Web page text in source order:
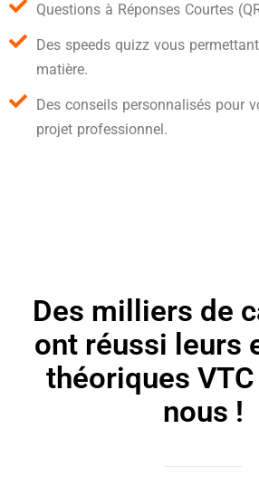
Questions à Réponses Courtes
Des speeds quizz vous
matière.
Des conseils personnalisés pour
projet professionnel.
Des milliers de
ont réussi leurs
théoriques
nous !